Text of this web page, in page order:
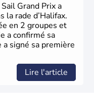
Grand Prix a
la rade d’Halifax.
en 2 groupes et
a confirmé sa
signé sa première
Lire l'article